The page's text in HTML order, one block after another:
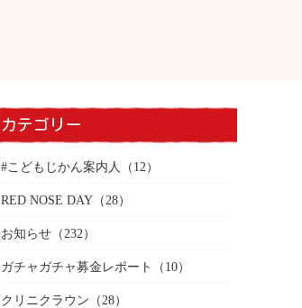
カテゴリー
#こどもじかん案内人 （12）
RED NOSE DAY （28）
お知らせ （232）
ガチャガチャ募金レポート （10）
クリニクラウン （28）